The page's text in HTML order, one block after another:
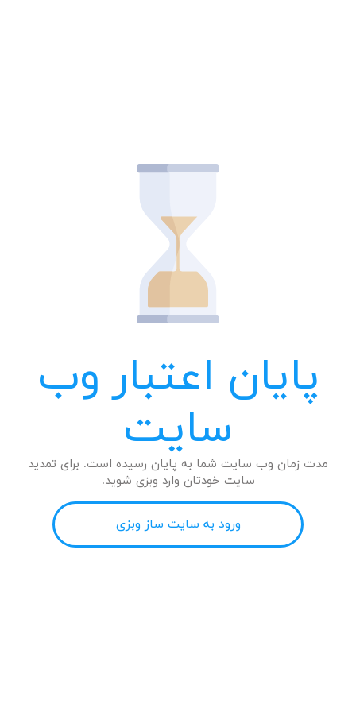
پایان اعتبار وب
سایت
مدت زمان وب سایت شما به پایان رسیده است. برای تمدید
سایت خودتان وارد وبزی شوید.
ورود به سایت ساز وبزی